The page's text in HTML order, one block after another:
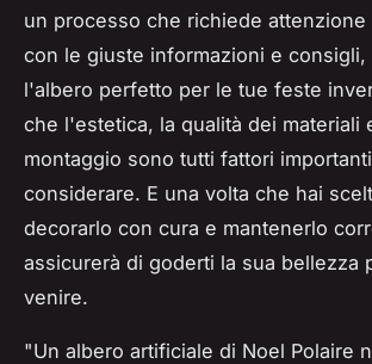
un processo che richiede attenzione
con le giuste informazioni e consigli,
l'albero perfetto per le tue feste
che l'estetica, la qualità dei materiali
montaggio sono tutti fattori
considerare. E una volta che hai
decorarlo con cura e mantenerlo
assicurerà di goderti la sua bellezza
venire.
"Un albero artificiale di Noel Polaire